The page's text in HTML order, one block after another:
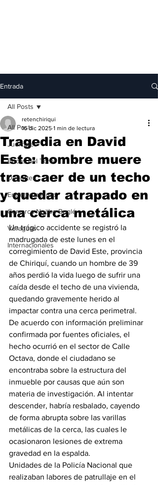
Entrada
All Posts
Judiciales
Bocas del Toro
Deportes
Entretenimiento
Comarca Ngäbe-Buglé
Veraguas
Internacionales
All Posts
Tragedia en David
Este: hombre muere
tras caer de un techo
y quedar atrapado en
una cerca metálica
retenchiriqui
16 dic 2025 1 min de lectura
Un trágico accidente se registró la
madrugada de este lunes en el
corregimiento de David Este, provincia
de Chiriquí, cuando un hombre de 39
años perdió la vida luego de sufrir una
caída desde el techo de una vivienda,
quedando gravemente herido al
impactar contra una cerca perimetral.
De acuerdo con información preliminar
confirmada por fuentes oficiales, el
hecho ocurrió en el sector de Calle
Octava, donde el ciudadano se
encontraba sobre la estructura del
inmueble por causas que aún son
materia de investigación. Al intentar
descender, habría resbalado, cayendo
de forma abrupta sobre las varillas
metálicas de la cerca, las cuales le
ocasionaron lesiones de extrema
gravedad en la espalda.
Unidades de la Policía Nacional que
realizaban labores de patrullaje en el